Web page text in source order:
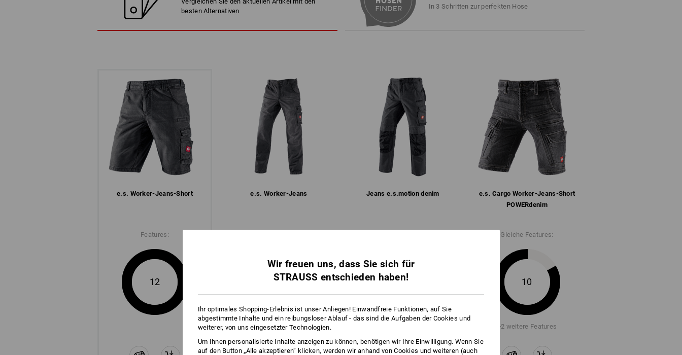
Maschinenwäsche 40 °C
Nicht bleichen
Trocknen im Trockner schonend
Bitte bei der Größenwahl beachten:
Reine Baumwolle kann 3-5 % einlaufen.
!!! Saisonartikel !!! Lieferung nur solange Vorrat reicht !!!
Personalisierung:
mehr
ist eine separate Tasche direkt an der Hose ein echtes
Muss. Sicher verstaut und immer griffbereit: So soll es sein.
besten Alternativen
In 3 Schritten zur perfekten Hose
e.s. Worker-Jeans-Short
Features:
12
e.s. Worker-Jeans Jeans e.s.​motion denim
e.s. Cargo Worker-Jeans-Short
POWERdenim
11 10
Gleiche Features:
10
+2 weitere Features
Wir freuen uns, dass Sie sich für
STRAUSS entschieden haben!
Ihr optimales Shopping-Erlebnis ist unser Anliegen! Einwandfreie Funktionen, auf Sie
abgestimmte Inhalte und ein reibungsloser Ablauf - das sind die Aufgaben der Cookies und
weiterer, von uns eingesetzter Technologien.
Um Ihnen personalisierte Inhalte anzeigen zu können, benötigen wir Ihre Einwilligung. Wenn Sie
auf den Button „Alle akzeptieren“ klicken, werden wir anhand von Cookies und weiteren (auch